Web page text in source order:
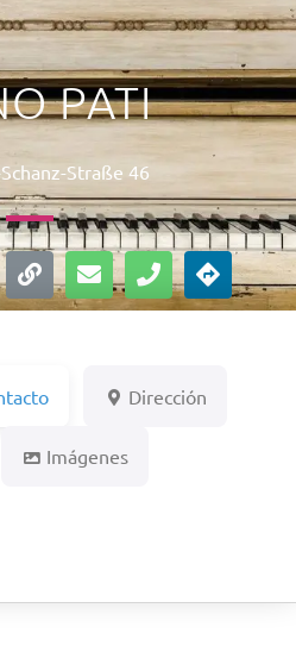
PATI
Straße 46
Dirección
Imágenes